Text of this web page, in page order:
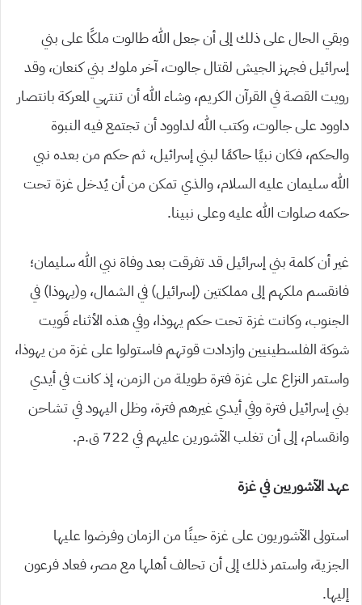
وبقي الحال على ذلك إلى أن جعل الله طالوت ملكًا على بني
إسرائيل فجهز الجيش لقتال جالوت، آخر ملوك بني كنعان، وقد
رويت القصة في القرآن الكريم، وشاء الله أن تنتهي المعركة بانتصار
داوود على جالوت، وكتب الله لداوود أن تجتمع فيه النبوة
والحكم، فكان نبيًا حاكمًا لبني إسرائيل، ثم حكم من بعده نبي
الله سليمان عليه السلام، والذي تمكن من أن يُدخل غزة تحت
حكمه صلوات الله عليه وعلى نبينا.
غير أن كلمة بني إسرائيل قد تفرقت بعد وفاة نبي الله سليمان؛
فانقسم ملكهم إلى مملكتين (إسرائيل) في الشمال، و(يهوذا) في
الجنوب، وكانت غزة تحت حكم يهوذا، وفي هذه الأثناء قَويت
شوكة الفلسطينيين وازدادت قوتهم فاستولوا على غزة من يهوذا،
واستمر النزاع على غزة فترة طويلة من الزمن، إذ كانت في أيدي
بني إسرائيل فترة وفي أيدي غيرهم فترة، وظل اليهود في تشاحن
وانقسام، إلى أن تغلب الآشورين عليهم في 722 ق.م.
عهد الآشوريين في غزة
استولى الآشوريون على غزة حينًا من الزمان وفرضوا عليها
الجزية، واستمر ذلك إلى أن تحالف أهلها مع مصر، فعاد فرعون
إليها.